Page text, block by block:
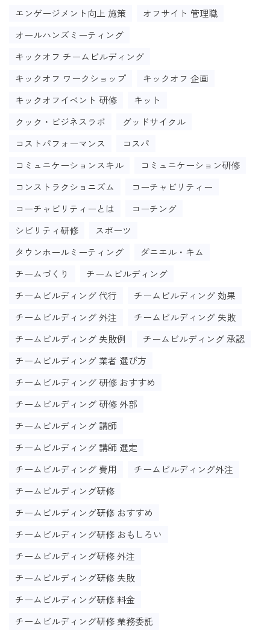
エンゲージメント向上 施策
オフサイト 管理職
オールハンズミーティング
キックオフ チームビルディング
キックオフ ワークショップ
キックオフ 企画
キックオフイベント 研修
キット
クック・ビジネスラボ
グッドサイクル
コストパフォーマンス
コスパ
コミュニケーションスキル
コミュニケーション研修
コンストラクショニズム
コーチャビリティー
コーチャビリティーとは
コーチング
シビリティ研修
スポーツ
タウンホールミーティング
ダニエル・キム
チームづくり
チームビルディング
チームビルディング 代行
チームビルディング 効果
チームビルディング 外注
チームビルディング 失敗
チームビルディング 失敗例
チームビルディング 承認
チームビルディング 業者 選び方
チームビルディング 研修 おすすめ
チームビルディング 研修 外部
チームビルディング 講師
チームビルディング 講師 選定
チームビルディング 費用
チームビルディング外注
チームビルディング研修
チームビルディング研修 おすすめ
チームビルディング研修 おもしろい
チームビルディング研修 外注
チームビルディング研修 失敗
チームビルディング研修 料金
チームビルディング研修 業務委託